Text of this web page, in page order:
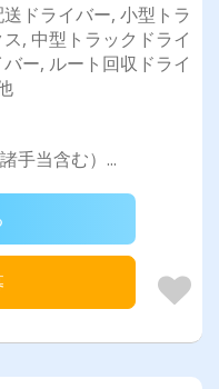
ドライバー, 小型トラ
, 中型トラックドライ
ー, ルート回収ドライ
手当含む）...